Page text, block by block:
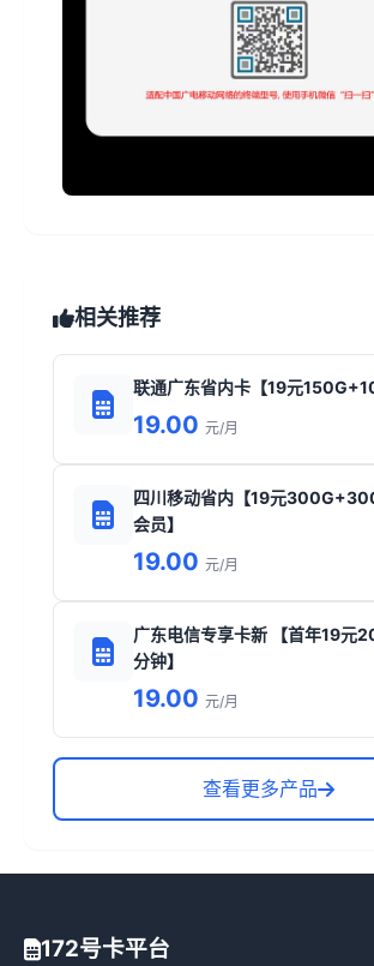
相关推荐
联通广东省内卡【19元
19.00 元/月
四川移动省内【19元
会员】
19.00 元/月
广东电信专享卡新 【首年19元
分钟】
19.00 元/月
查看更多产品
172号卡平台